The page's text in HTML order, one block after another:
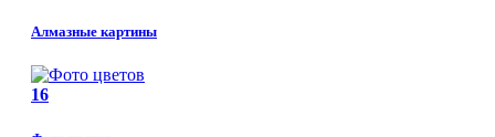
Алмазные картины
16